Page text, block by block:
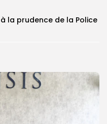
la prudence de la Police